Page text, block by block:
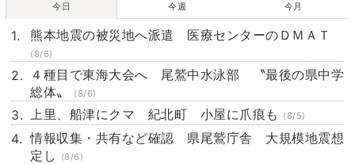
今日 今週 今月
熊本地震の被災地へ派遣 医療センターのＤＭＡＴ
(8/6)
４種目で東海大会へ 尾鷲中水泳部 〝最後の県中学
総体〟
(8/6)
上里、船津にクマ 紀北町 小屋に爪痕も (8/5)
情報収集・共有など確認 県尾鷲庁舎 大規模地震想
定し
(8/6)